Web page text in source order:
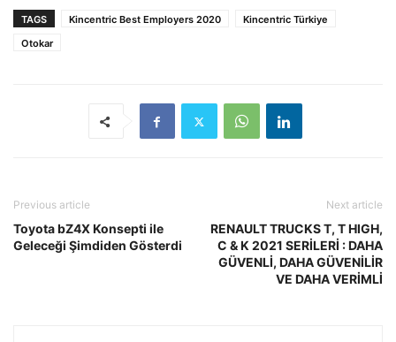
TAGS Kincentric Best Employers 2020
Kincentric Türkiye
Otokar
Previous article
Toyota bZ4X Konsepti ile
Geleceği Şimdiden Gösterdi
Next article
RENAULT TRUCKS T, T HIGH,
C & K 2021 SERİLERİ : DAHA
GÜVENLİ, DAHA GÜVENİLİR
VE DAHA VERİMLİ